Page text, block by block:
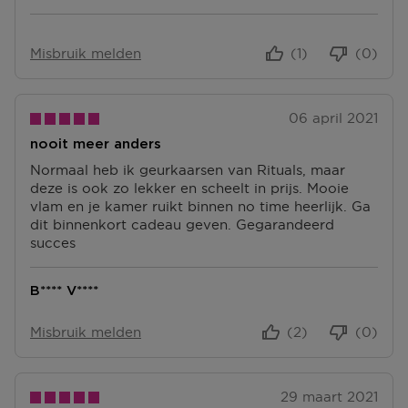
Misbruik melden (0)
(1)
06 april 2021
nooit meer anders
Normaal heb ik geurkaarsen van Rituals, maar
deze is ook zo lekker en scheelt in prijs. Mooie
vlam en je kamer ruikt binnen no time heerlijk. Ga
dit binnenkort cadeau geven. Gegarandeerd
succes
B**** V****
Misbruik melden (0)
(2)
29 maart 2021